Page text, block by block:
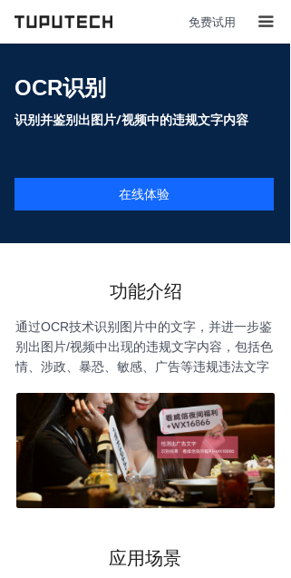
免费试用 끀
在线体验
OCR识别
识别并鉴别出图片/视频中的违规文字内容
功能介绍
通过OCR技术识别图片中的文字，并进一步鉴
别出图片/视频中出现的违规文字内容，包括色
情、涉政、暴恐、敏感、广告等违规违法文字
应用场景